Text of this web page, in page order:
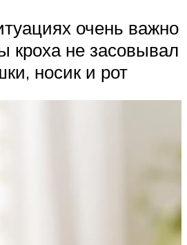
очень важно
кроха не засовывал
носик и рот